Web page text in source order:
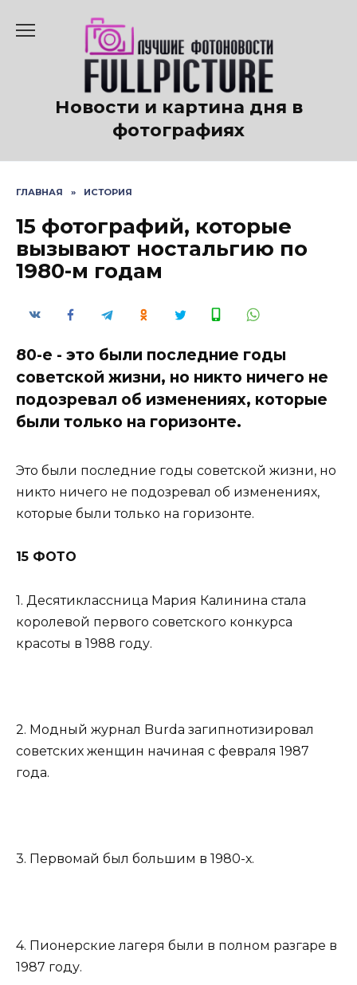
содержанию
Новости и картина дня в
фотографиях
ГЛАВНАЯ » ИСТОРИЯ
15 фотографий, которые
вызывают ностальгию по
1980-м годам
80-е - это были последние годы
советской жизни, но никто ничего не
подозревал об изменениях, которые
были только на горизонте.
Это были последние годы советской жизни, но
никто ничего не подозревал об изменениях,
которые были только на горизонте.
15 ФОТО
1. Десятиклассница Мария Калинина стала
королевой первого советского конкурса
красоты в 1988 году.
2. Модный журнал Burda загипнотизировал
советских женщин начиная с февраля 1987
года.
3. Первомай был большим в 1980-х.
4. Пионерские лагеря были в полном разгаре в
1987 году.